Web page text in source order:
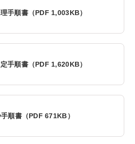
手順書（PDF 1,003KB）
手順書（PDF 1,620KB）
順書（PDF 671KB）